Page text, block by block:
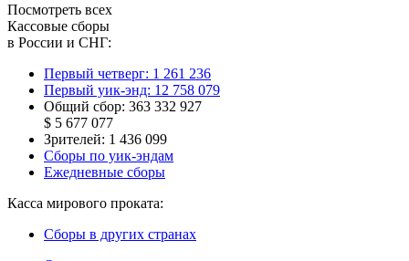
Посмотреть всех
Кассовые сборы
в России и СНГ:
Первый четверг: 1 261 236
Первый уик-энд: 12 758 079
Общий сбор: 363 332 927
$ 5 677 077
Зрителей: 1 436 099
Сборы по уик-эндам
Ежедневные сборы
Касса мирового проката:
Сборы в других странах